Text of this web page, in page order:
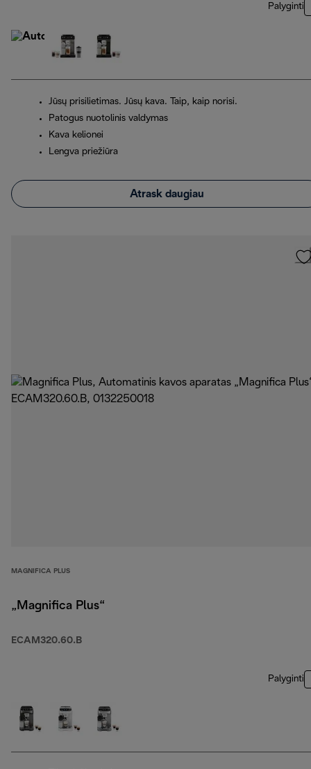
Palyginti
Jūsų prisilietimas. Jūsų kava. Taip, kaip norisi.
Patogus nuotolinis valdymas
Kava kelionei
Lengva priežiūra
Atrask daugiau
MAGNIFICA PLUS
„Magnifica Plus“
ECAM320.60.B
Palyginti